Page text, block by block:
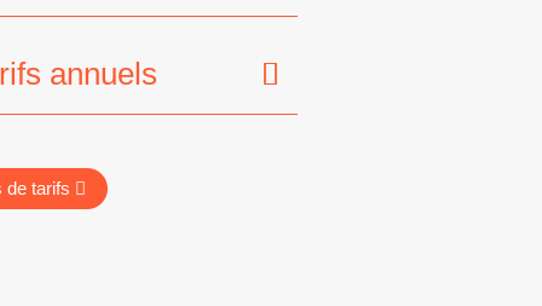
annuels
de tarifs